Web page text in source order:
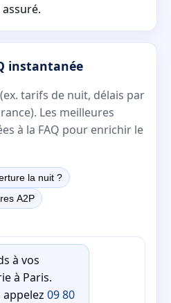
instantanée
tarifs de nuit, délais par
Les meilleures
à la FAQ pour enrichir le
la nuit ?
A2P
à vos
à Paris.
09 80